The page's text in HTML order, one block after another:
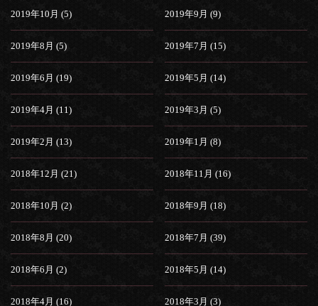
2019年10月 (5) 2019年9月 (9)
2019年8月 (5) 2019年7月 (15)
2019年6月 (19) 2019年5月 (14)
2019年4月 (11) 2019年3月 (5)
2019年2月 (13) 2019年1月 (8)
2018年12月 (21) 2018年11月 (16)
2018年10月 (2) 2018年9月 (18)
2018年8月 (20) 2018年7月 (39)
2018年6月 (2) 2018年5月 (14)
2018年4月 (16) 2018年3月 (3)